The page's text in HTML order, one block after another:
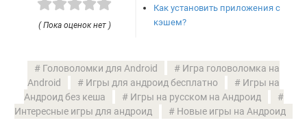
( Пока оценок нет )
Как установить приложения с
кэшем?
Головоломки для Android
Игра головоломка на
Android
Игры для андроид бесплатно
Игры на
Андроид без кеша
Игры на русском на Андроид
Интересные игры для андроид
Новые игры на Андроид